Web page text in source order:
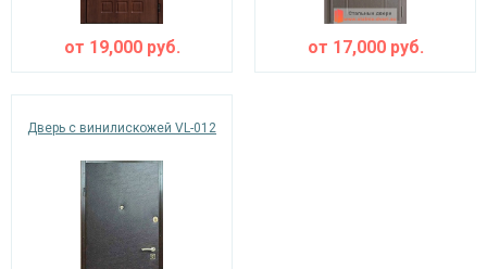
от 19,000руб. от 17,000руб.
Дверь с винилискожей VL-012